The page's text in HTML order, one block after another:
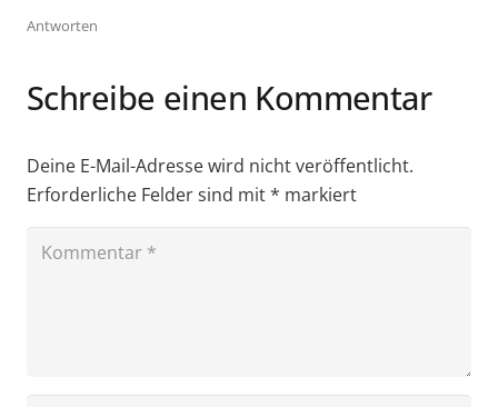
Antworten
Schreibe einen Kommentar
Deine E-Mail-Adresse wird nicht veröffentlicht.
Erforderliche Felder sind mit* markiert